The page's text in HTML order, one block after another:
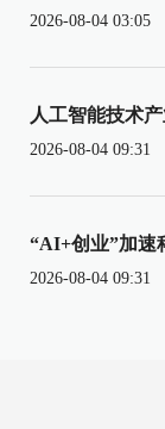
2026-08-04 03:05
人工智能技术
2026-08-04 09:31
“AI+创业”加速
2026-08-04 09:31